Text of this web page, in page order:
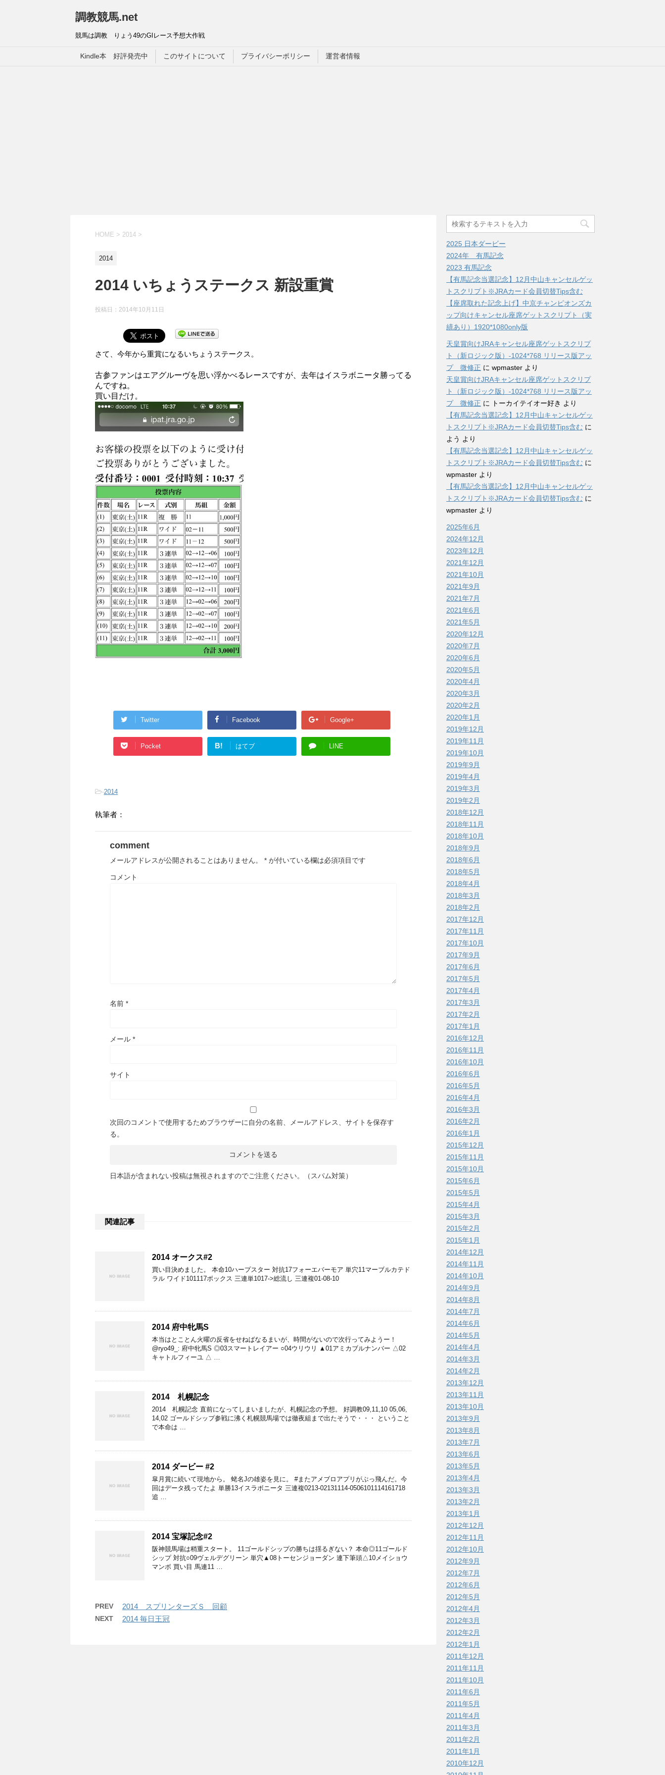
調教競馬.net
競馬は調教 りょう49のGIレース予想大作戦
Kindle本 好評発売中 このサイトについて プライバシーポリシー 運営者情報
HOME > 2014 >
2014
2014 いちょうステークス 新設重賞
投稿日： 2014年10月11日
さて、今年から重賞になるいちょうステークス。
古参ファンはエアグルーヴを思い浮かべるレースですが、去年はイスラボニータ勝ってる
んですね。
買い目だけ。
Twitter Facebook Google+
Pocket B! はてブ LINE
-2014
執筆者：
comment
メールアドレスが公開されることはありません。 * が付いている欄は必須項目です
コメント
名前 *
メール *
サイト
次回のコメントで使用するためブラウザーに自分の名前、メールアドレス、サイトを保存す
る。
日本語が含まれない投稿は無視されますのでご注意ください。（スパム対策）
関連記事
2014 オークス#2
買い目決めました。 本命10ハープスター 対抗17フォーエバーモア 単穴11マーブルカテド
ラル ワイド101117ボックス 三連単1017->総流し 三連複01-08-10
2014 府中牝馬S
本当はとことん火曜の反省をせねばなるまいが、時間がないので次行ってみようー！
@ryo49_: 府中牝馬S ◎03スマートレイアー ○04ウリウリ ▲01アミカブルナンバー △02
キャトルフィーユ △ …
2014 札幌記念
2014 札幌記念 直前になってしまいましたが、札幌記念の予想。 好調教09,11,10 05,06,
14,02 ゴールドシップ参戦に沸く札幌競馬場では徹夜組まで出たそうで・・・ ということ
で本命は …
2014 ダービー #2
皐月賞に続いて現地から。 蛯名Jの雄姿を見に。 #またアメブロアプリがぶっ飛んだ。今
回はデータ残ってたよ 単勝13イスラボニータ 三連複0213-02131114-0506101114161718
追 …
2014 宝塚記念#2
阪神競馬場は稍重スタート。 11ゴールドシップの勝ちは揺るぎない？ 本命◎11ゴールド
シップ 対抗○09ヴェルデグリーン 単穴▲08トーセンジョーダン 連下筆頭△10メイショウ
マンボ 買い目 馬連11 …
PREV 2014 スプリンターズＳ 回顧
NEXT 2014 毎日王冠
2025 日本ダービー
2024年 有馬記念
2023 有馬記念
【有馬記念当選記念】12月中山キャンセルゲッ
トスクリプト※JRAカード会員切替Tips含む
【座席取れた記念上げ】中京チャンピオンズカ
ップ向けキャンセル座席ゲットスクリプト（実
績あり）1920*1080only版
天皇賞向けJRAキャンセル座席ゲットスクリプ
ト（新ロジック版）-1024*768 リリース版アッ
プ 微修正 に wpmaster より
天皇賞向けJRAキャンセル座席ゲットスクリプ
ト（新ロジック版）-1024*768 リリース版アッ
プ 微修正 に トーカイテイオー好き より
【有馬記念当選記念】12月中山キャンセルゲッ
トスクリプト※JRAカード会員切替Tips含む に
よう より
【有馬記念当選記念】12月中山キャンセルゲッ
トスクリプト※JRAカード会員切替Tips含む に
wpmaster より
【有馬記念当選記念】12月中山キャンセルゲッ
トスクリプト※JRAカード会員切替Tips含む に
wpmaster より
2025年6月
2024年12月
2023年12月
2021年12月
2021年10月
2021年9月
2021年7月
2021年6月
2021年5月
2020年12月
2020年7月
2020年6月
2020年5月
2020年4月
2020年3月
2020年2月
2020年1月
2019年12月
2019年11月
2019年10月
2019年9月
2019年4月
2019年3月
2019年2月
2018年12月
2018年11月
2018年10月
2018年9月
2018年6月
2018年5月
2018年4月
2018年3月
2018年2月
2017年12月
2017年11月
2017年10月
2017年9月
2017年6月
2017年5月
2017年4月
2017年3月
2017年2月
2017年1月
2016年12月
2016年11月
2016年10月
2016年6月
2016年5月
2016年4月
2016年3月
2016年2月
2016年1月
2015年12月
2015年11月
2015年10月
2015年6月
2015年5月
2015年4月
2015年3月
2015年2月
2015年1月
2014年12月
2014年11月
2014年10月
2014年9月
2014年8月
2014年7月
2014年6月
2014年5月
2014年4月
2014年3月
2014年2月
2013年12月
2013年11月
2013年10月
2013年9月
2013年8月
2013年7月
2013年6月
2013年5月
2013年4月
2013年3月
2013年2月
2013年1月
2012年12月
2012年11月
2012年10月
2012年9月
2012年7月
2012年6月
2012年5月
2012年4月
2012年3月
2012年2月
2012年1月
2011年12月
2011年11月
2011年10月
2011年6月
2011年5月
2011年4月
2011年3月
2011年2月
2011年1月
2010年12月